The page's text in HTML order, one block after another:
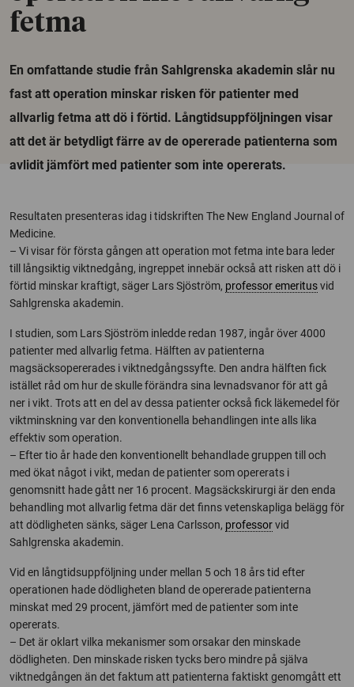
fetma
En omfattande studie från Sahlgrenska akademin slår nu
fast att operation minskar risken för patienter med
allvarlig fetma att dö i förtid. Långtidsuppföljningen visar
att det är betydligt färre av de opererade patienterna som
avlidit jämfört med patienter som inte opererats.
Resultaten presenteras idag i tidskriften The New England Journal of
Medicine.
– Vi visar för första gången att operation mot fetma inte bara leder
till långsiktig viktnedgång, ingreppet innebär också att risken att dö i
förtid minskar kraftigt, säger Lars Sjöström, professor emeritusvid
Sahlgrenska akademin.
I studien, som Lars Sjöström inledde redan 1987, ingår över 4000
patienter med allvarlig fetma. Hälften av patienterna
magsäcksopererades i viktnedgångssyfte. Den andra hälften fick
istället råd om hur de skulle förändra sina levnadsvanor för att gå
ner i vikt. Trots att en del av dessa patienter också fick läkemedel för
viktminskning var den konventionella behandlingen inte alls lika
effektiv som operation.
– Efter tio år hade den konventionellt behandlade gruppen till och
med ökat något i vikt, medan de patienter som opererats i
genomsnitt hade gått ner 16 procent. Magsäckskirurgi är den enda
behandling mot allvarlig fetma där det finns vetenskapliga belägg för
att dödligheten sänks, säger Lena Carlsson, professorvid
Sahlgrenska akademin.
Vid en långtidsuppföljning under mellan 5 och 18 års tid efter
operationen hade dödligheten bland de opererade patienterna
minskat med 29 procent, jämfört med de patienter som inte
opererats.
– Det är oklart vilka mekanismer som orsakar den minskade
dödligheten. Den minskade risken tycks bero mindre på själva
viktnedgången än det faktum att patienterna faktiskt genomgått ett